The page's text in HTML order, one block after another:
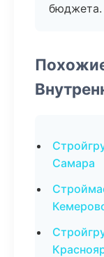
бюджета.
Самара